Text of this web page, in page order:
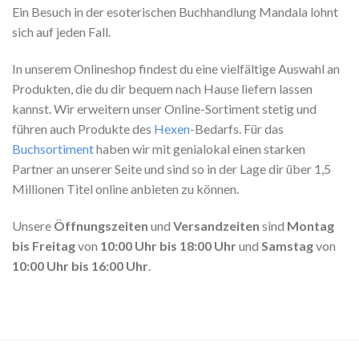
Ein Besuch in der esoterischen Buchhandlung Mandala lohnt
sich auf jeden Fall.
In unserem Onlineshop findest du eine vielfältige Auswahl an
Produkten, die du dir bequem nach Hause liefern lassen
kannst. Wir erweitern unser Online-Sortiment stetig und
führen auch Produkte des Hexen-Bedarfs. Für das
Buchsortimenthaben wir mit genialokal einen starken
Partner an unserer Seite und sind so in der Lage dir über 1,5
Millionen Titel online anbieten zu können.
Unsere Öffnungszeiten und Versandzeiten sind Montag
bis Freitagvon 10:00 Uhr bis 18:00 Uhrund Samstagvon
10:00 Uhr bis 16:00 Uhr